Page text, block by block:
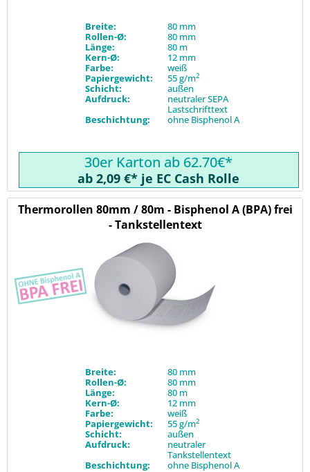
Breite:
80 mm
Rollen-Ø:
80 mm
Länge:
80 m
Kern-Ø:
12 mm
Farbe:
weiß
Papiergewicht:
55 g/m2
Schicht:
außen
Aufdruck:
neutraler SEPA
Lastschrifttext
Beschichtung:
ohne Bisphenol A
30er Karton ab 62.70€*
ab 2,09 €* je EC Cash Rolle
Thermorollen 80mm / 80m - Bisphenol A (BPA) frei
- Tankstellentext
Breite:
80 mm
Rollen-Ø:
80 mm
Länge:
80 m
Kern-Ø:
12 mm
Farbe:
weiß
Papiergewicht:
55 g/m2
Schicht:
außen
Aufdruck:
neutraler
Tankstellentext
Beschichtung:
ohne Bisphenol A